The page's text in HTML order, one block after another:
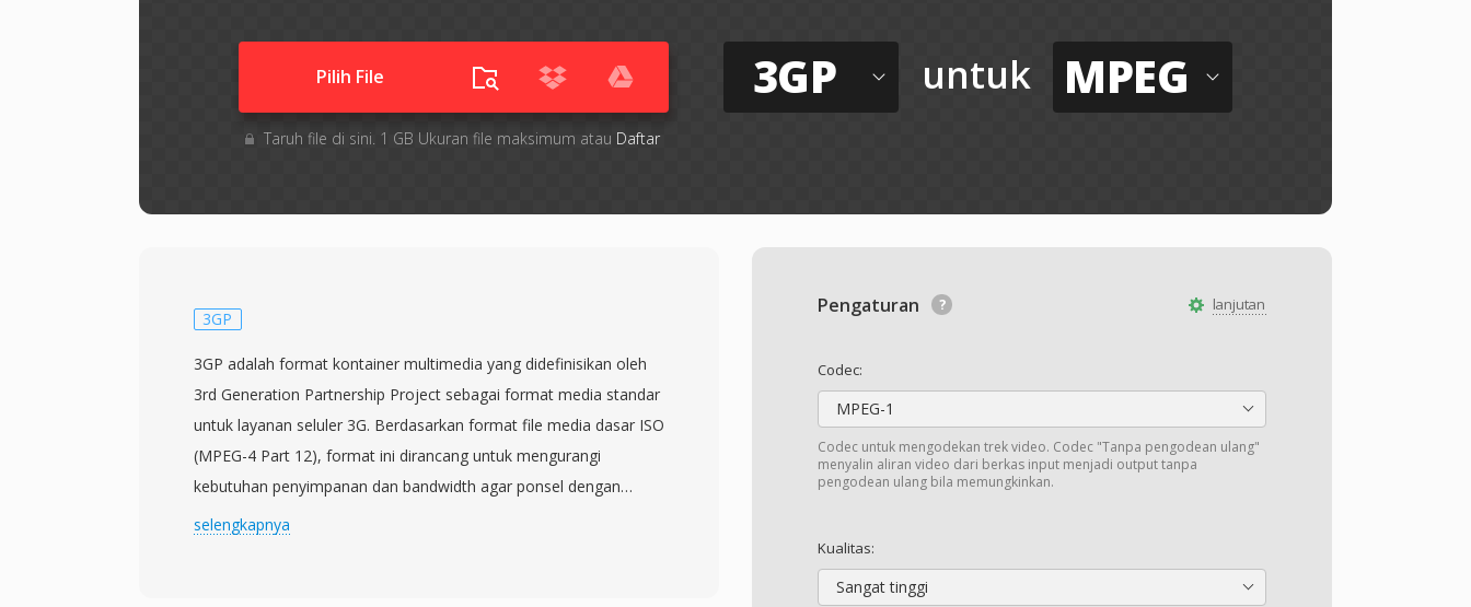
Pilih File
Taruh file di sini. 1 GB Ukuran file maksimum atau Daftar
3GP untuk MPEG
lanjutan
Pengaturan
Codec:
MPEG-1
Codec untuk mengodekan trek video. Codec "Tanpa pengodean ulang"
menyalin aliran video dari berkas input menjadi output tanpa
pengodean ulang bila memungkinkan.
Kualitas:
Sangat tinggi
3GP
3GP adalah format kontainer multimedia yang didefinisikan oleh
3rd Generation Partnership Project sebagai format media standar
untuk layanan seluler 3G. Berdasarkan format file media dasar ISO
(MPEG-4 Part 12), format ini dirancang untuk mengurangi
kebutuhan penyimpanan dan bandwidth agar ponsel dengan
kemampuan terbatas dapat merekam, menyimpan, dan memutar
selengkapnya